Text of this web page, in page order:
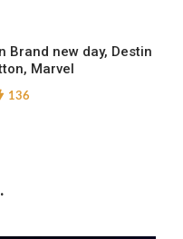
Brand new day, Destin
Marvel
136